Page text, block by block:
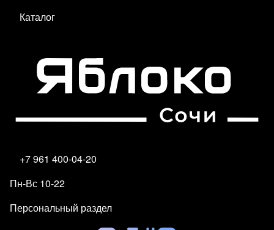
Каталог
+7 961 400-04-20
Пн-Вс 10-22
Персональный раздел